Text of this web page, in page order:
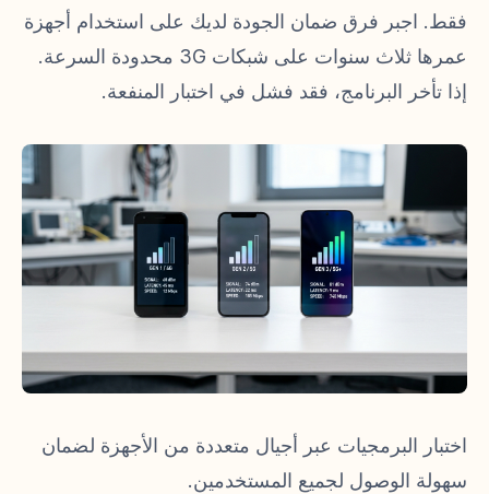
فقط. اجبر فرق ضمان الجودة لديك على استخدام أجهزة
عمرها ثلاث سنوات على شبكات 3G محدودة السرعة.
إذا تأخر البرنامج، فقد فشل في اختبار المنفعة.
اختبار البرمجيات عبر أجيال متعددة من الأجهزة لضمان
سهولة الوصول لجميع المستخدمين.